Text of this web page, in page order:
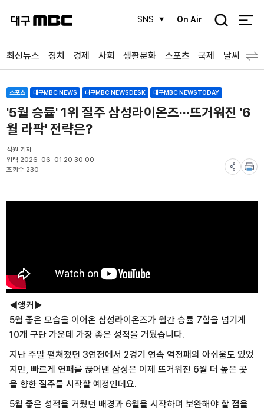
SNS On Air
검
최신뉴스 정치 경제 사회 생활문화 스포츠 국제 날씨
스포츠 대구MBC NEWS 대구MBC NEWSDESK 대구MBC NEWSTODAY
'5월 승률' 1위 질주 삼성라이온즈···뜨거워진 '6
월 라팍' 전략은?
석원 기자
입력 2026-06-01 20:30:00
조회수 230
◀앵커▶
5월 좋은 모습을 이어온 삼성라이온즈가 월간 승률 7할을 넘기게
10개 구단 가운데 가장 좋은 성적을 거뒀습니다.
지난 주말 펼쳐졌던 3연전에서 2경기 연속 역전패의 아쉬움도 있었
지만, 빠르게 연패를 끊어낸 삼성은 이제 뜨거워진 6월 더 높은 곳
을 향한 질주를 시작할 예정인데요.
5월 좋은 성적을 거뒀던 배경과 6월을 시작하며 보완해야 할 점을